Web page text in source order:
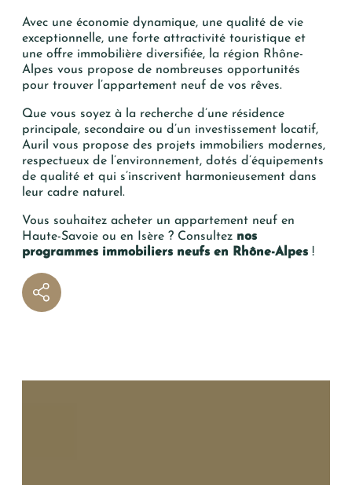
Avec une économie dynamique, une qualité de vie
exceptionnelle, une forte attractivité touristique et
une offre immobilière diversifiée, la région Rhône-
Alpes vous propose de nombreuses opportunités
pour trouver l’appartement neuf de vos rêves.
Que vous soyez à la recherche d’une résidence
principale, secondaire ou d’un investissement locatif,
Auril vous propose des projets immobiliers modernes,
respectueux de l’environnement, dotés d’équipements
de qualité et qui s’inscrivent harmonieusement dans
leur cadre naturel .
Vous souhaitez acheter un appartement neuf en
Haute-Savoie ou en Isère ? Consultez nos
programmes immobiliers neufs en Rhône-Alpes !